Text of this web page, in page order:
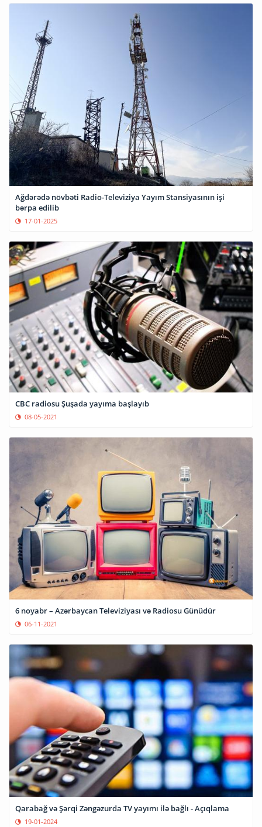
Ağdərədə növbəti Radio-Televiziya Yayım Stansiyasının işi
bərpa edilib
17-01-2025
CBC radiosu Şuşada yayıma başlayıb
08-05-2021
6 noyabr – Azərbaycan Televiziyası və Radiosu Günüdür
06-11-2021
Qarabağ və Şərqi Zəngəzurda TV yayımı ilə bağlı - Açıqlama
19-01-2024